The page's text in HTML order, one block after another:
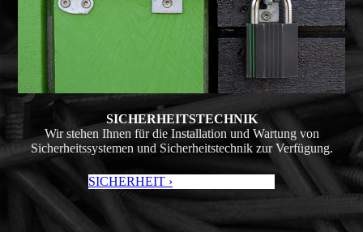
SICHER­HEITS­TECHNIK
Wir stehen Ihnen für die Installation und Wartung von
Sicherheits­systemen und Sicherheits­technik zur Verfügung.
SICHERHEIT ›